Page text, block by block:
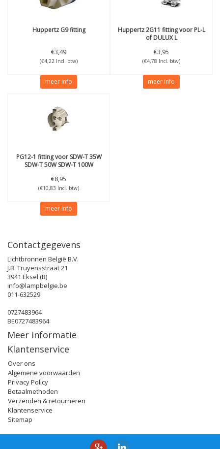
HuppertzG9 fitting
€3,49
(€4,22 Incl. btw)
meer info
Huppertz2G11 fitting voor PL-L
of DULUX L
€3,95
(€4,78 Incl. btw)
meer info
PG12-1 fitting voor SDW-T 35W
SDW-T 50W SDW-T 100W
€8,95
(€10,83 Incl. btw)
meer info
Contactgegevens
Lichtbronnen België B.V.
J.B. Truyensstraat 21
3941 Eksel (B)
info@lampbelgie.be
011-632529
0727483964
BE0727483964
Meer informatie
Klantenservice
Over ons
Algemene voorwaarden
Privacy Policy
Betaalmethoden
Verzenden & retourneren
Klantenservice
Sitemap